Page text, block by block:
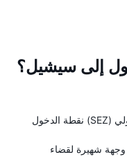
إلى سيشيل؟
السفر الجوي: يعد مطار سيشيل الدولي (SEZ) نقطة الدخول
وجهة شهيرة لقضاء